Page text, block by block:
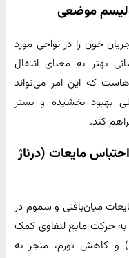
موضعی
خون را در نواحی مورد
بهتر به معنای انتقال
که این امر می‌تواند
بهبود بخشیده و بستر
کند.
مایعات (درناژ
میان‌بافتی و سموم در
به حرکت مایع لنفاوی کمک
کرده و با دفع سموم (Detoxification) و کاهش تورم، منجر به